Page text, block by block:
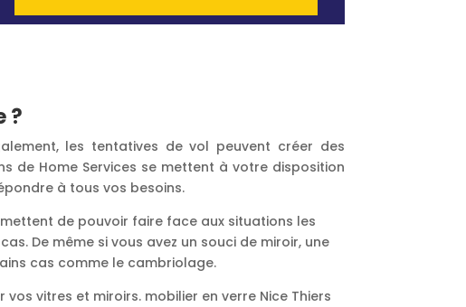
?
les tentatives de vol peuvent créer des
de Home Services se mettent à votre disposition
à tous vos besoins.
de pouvoir faire face aux situations les
De même si vous avez un souci de miroir, une
cas comme le cambriolage.
vitres et miroirs. mobilier en verre Nice Thiers